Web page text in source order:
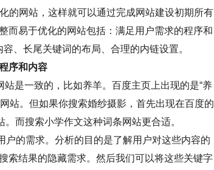
的网站，这样就可以通过完成网站建设初期所有
而易于优化的网站包括：满足用户需求的程序和
、长尾关键词的布局、合理的内链设置。
序和内容
是一致的，比如养羊。百度主页上出现的是“养
站。但如果你搜索婚纱摄影，首先出现在百度的
而搜索小学作文这种词条网站更合适。
的需求。分析的目的是了解用户对这些内容的
索结果的隐藏需求。然后我们可以将这些关键字